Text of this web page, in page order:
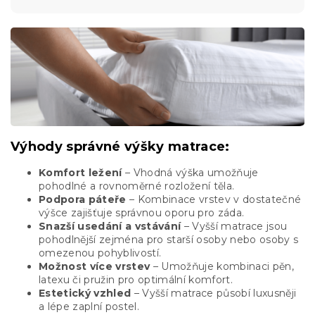
Výhody správné výšky matrace:
Komfort ležení– Vhodná výška umožňuje
pohodlné a rovnoměrné rozložení těla.
Podpora páteře – Kombinace vrstev v dostatečné
výšce zajišťuje správnou oporu pro záda.
Snazší usedání a vstávání– Vyšší matrace jsou
pohodlnější zejména pro starší osoby nebo osoby s
omezenou pohyblivostí.
Možnost více vrstev– Umožňuje kombinaci pěn,
latexu či pružin pro optimální komfort.
Estetický vzhled – Vyšší matrace působí luxusněji
a lépe zaplní postel.